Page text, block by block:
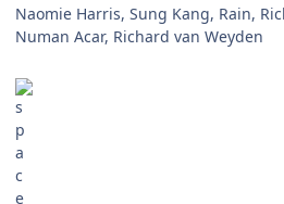
Naomie Harris, Sung Kang, Rain,
Numan Acar, Richard van Weyden